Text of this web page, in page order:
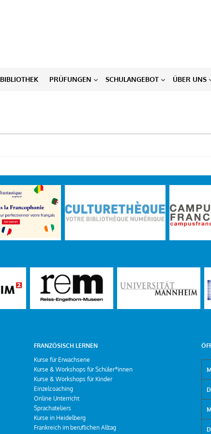
BIBLIOTHEK PRÜFUNGEN SCHULANGEBOT ÜBER UNS
FRANZÖSISCH LERNEN
Kurse für Erwachsene
Kurse & Workshops für Schüler*innen
Kurse & Workshops für Kinder
Einzelcoaching
Online Unterricht
Sprachateliers
Kurse in Heidelberg
Frankreich im beruflichen Alltag